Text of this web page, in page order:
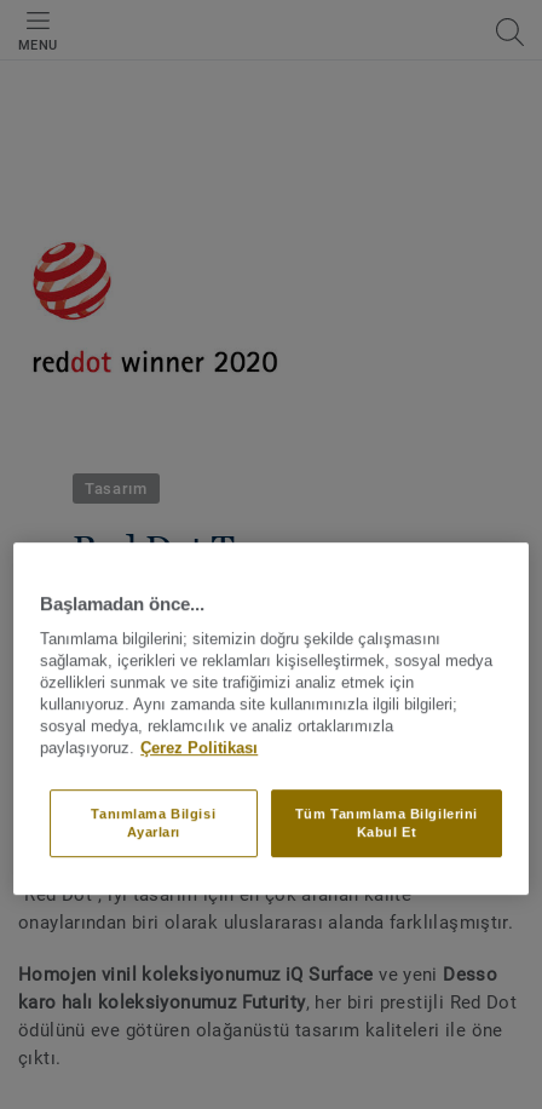
MENU
Tasarım
Red Dot Tasarım
Ödülleri 2020: Futurity
ve iQ Surface olağanüstü
tasarım kaliteleri ile
ödül aldı!
16 NISAN 2020
PAYLAŞ
“Red Dot”, iyi tasarım için en çok aranan kalite
onaylarından biri olarak uluslararası alanda farklılaşmıştır.
Homojen vinil koleksiyonumuz iQ Surface ve yeni Desso
karo halı koleksiyonumuz Futurity, her biri prestijli Red Dot
ödülünü eve götüren olağanüstü tasarım kaliteleri ile öne
çıktı.
Başlamadan önce...
Tanımlama bilgilerini; sitemizin doğru şekilde çalışmasını
sağlamak, içerikleri ve reklamları kişiselleştirmek, sosyal medya
özellikleri sunmak ve site trafiğimizi analiz etmek için
kullanıyoruz. Aynı zamanda site kullanımınızla ilgili bilgileri;
sosyal medya, reklamcılık ve analiz ortaklarımızla
paylaşıyoruz. Çerez Politikası
Tüm Tanımlama Bilgilerini
Kabul Et
Tanımlama Bilgisi
Ayarları